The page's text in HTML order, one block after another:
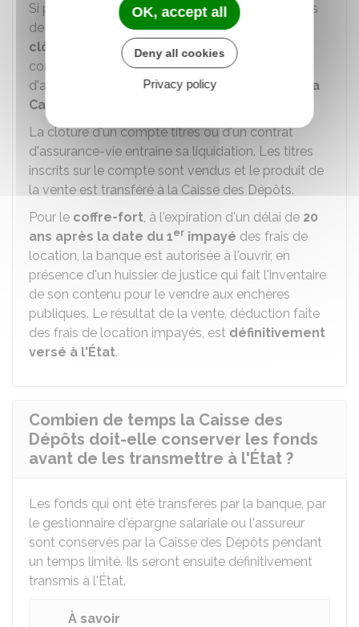
Si personne ne s'est manifesté pendant les délais
de conservation des fonds, l'établissement doit
clôturer
le compte inactif (compte bancaire,
compte d'épargne salariale ou contrat
d'assurance-vie) pourtransférer les fonds à la
Caisse des Dépôts et Consignations
La clôture d'un compte titres ou d'un contrat
d'assurance-vie entraine sa liquidation. Les titres
inscrits sur le compte sont vendus et le produit de
la vente est transféré à la Caisse des Dépôts.
Pour le coffre-fort, à l'expiration d'un délai de 20
ans après la date du 1er impayé des frais de
location, la banque est autorisée à l'ouvrir, en
présence d'un huissier de justice qui fait l'inventaire
de son contenu pour le vendre aux enchères
publiques. Le résultat de la vente, déduction faite
des frais de location impayés, est définitivement
versé à l'État.
Combien de temps la Caisse des
Dépôts doit-elle conserver les fonds
avant de les transmettre à l'État ?
Les fonds qui ont été transférés par la banque, par
le gestionnaire d'épargne salariale ou l'assureur
sont conservés par la Caisse des Dépôts pendant
un temps limité. Ils seront ensuite définitivement
transmis à l'État.
À savoir
OK, accept all
Deny all cookies
Privacy policy